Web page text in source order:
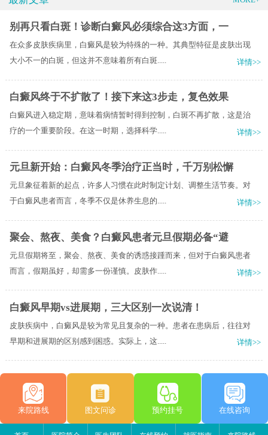
别再只看白斑！诊断白癜风必须综合这3方面，一
在众多皮肤疾病里，白癜风是较为特殊的一种。其典型特征是皮肤出现
大小不一的白斑，但这并不意味着所有白斑.....
详情>>
白癜风终于不扩散了！接下来这3步走，复色效果
白癜风进入稳定期，意味着病情暂时得到控制，白斑不再扩散，这是治
疗的一个重要阶段。在这一时期，选择科学.....
详情>>
元旦新开始：白癜风冬季治疗正当时，千万别松懈
元旦象征着新的起点，许多人习惯在此时制定计划、调整生活节奏。对
于白癜风患者而言，冬季不仅是休养生息的.....
详情>>
聚会、熬夜、美食？白癜风患者元旦假期必备“避
元旦假期将至，聚会、熬夜、美食的诱惑接踵而来，但对于白癜风患者
而言，假期虽好，却需多一份谨慎。皮肤作.....
详情>>
白癜风早期vs进展期，三大区别一次说清！
皮肤疾病中，白癜风是较为常见且复杂的一种。患者在患病后，往往对
早期和进展期的区别感到困惑。实际上，这.....
详情>>
来院路线 图文问诊 预约挂号 在线咨询